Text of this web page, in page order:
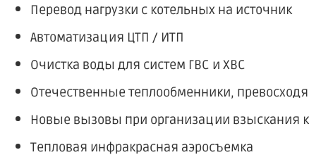
Перевод нагрузки с котельных на источник
Автоматизация ЦТП / ИТП
Очистка воды для систем ГВС и ХВС
Отечественные теплообменники,
Новые вызовы при организации взыскания
Тепловая инфракрасная аэросъемка